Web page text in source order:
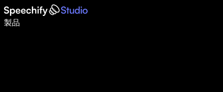
製品
音声入力で5倍速く書ける